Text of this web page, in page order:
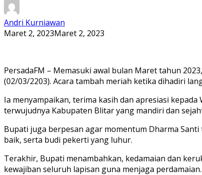
Andri Kurniawan
Maret 2, 2023Maret 2, 2023
PersadaFM – Memasuki awal bulan Maret tahun
(02/03/2203). Acara tambah meriah ketika dihadiri
Ia menyampaikan, terima kasih dan apresiasi
terwujudnya Kabupaten Blitar yang mandiri dan
Bupati juga berpesan agar momentum Dharma
baik, serta budi pekerti yang luhur.
Terakhir, Bupati menambahkan, kedamaian dan
kewajiban seluruh lapisan guna menjaga